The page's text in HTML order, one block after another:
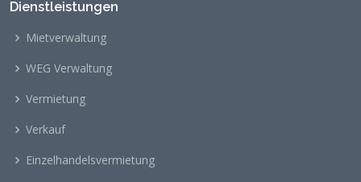
Dienstleistungen
Mietverwaltung
WEG Verwaltung
Vermietung
Verkauf
Einzelhandelsvermietung